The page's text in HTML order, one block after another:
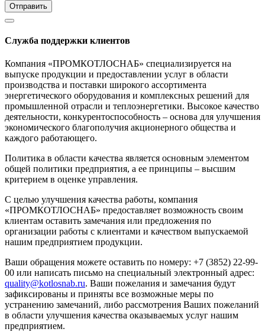
Отправить
Служба поддержки клиентов
Компания «ПРОМКОТЛОСНАБ» специализируется на
выпуске продукции и предоставлении услуг в области
производства и поставки широкого ассортимента
энергетического оборудования и комплексных решений для
промышленной отрасли и теплоэнергетики. Высокое качество
деятельности, конкурентоспособность – основа для улучшения
экономического благополучия акционерного общества и
каждого работающего.
Политика в области качества является основным элементом
общей политики предприятия, а ее принципы – высшим
критерием в оценке управления.
С целью улучшения качества работы, компания
«ПРОМКОТЛОСНАБ» предоставляет возможность своим
клиентам оставить замечания или предложения по
организации работы с клиентами и качеством выпускаемой
нашим предприятием продукции.
Ваши обращения можете оставить по номеру: +7 (3852) 22-99-
00 или написать письмо на специальный электронный адрес:
quality@kotlosnab.ru. Ваши пожелания и замечания будут
зафиксированы и приняты все возможные меры по
устранению замечаний, либо рассмотрения Ваших пожеланий
в области улучшения качества оказываемых услуг нашим
предприятием.